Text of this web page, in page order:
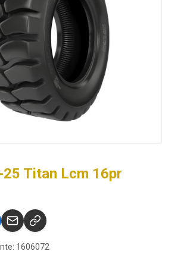
25 Titan Lcm 16pr
1606072